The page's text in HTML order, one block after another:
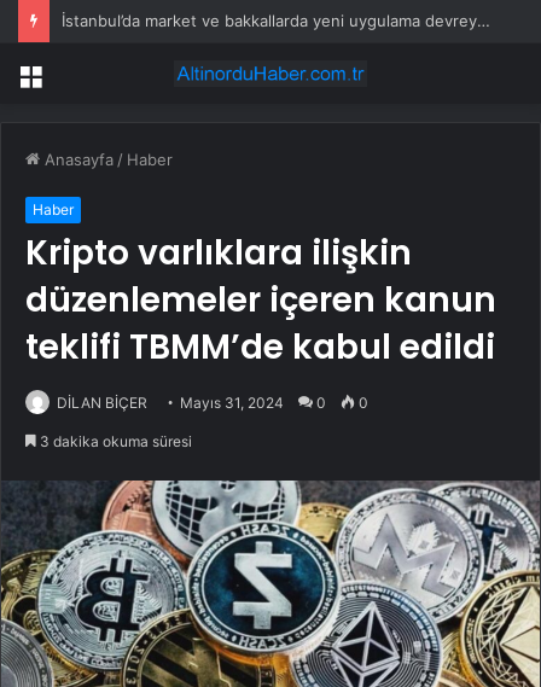
İstanbul’da market ve bakkallarda yeni uygulama devreye girdi
Menü
Anasayfa / Haber
Haber
Kripto varlıklara ilişkin
düzenlemeler içeren kanun
teklifi TBMM’de kabul edildi
DİLAN BİÇER Mayıs 31, 2024 0 0
3 dakika okuma süresi